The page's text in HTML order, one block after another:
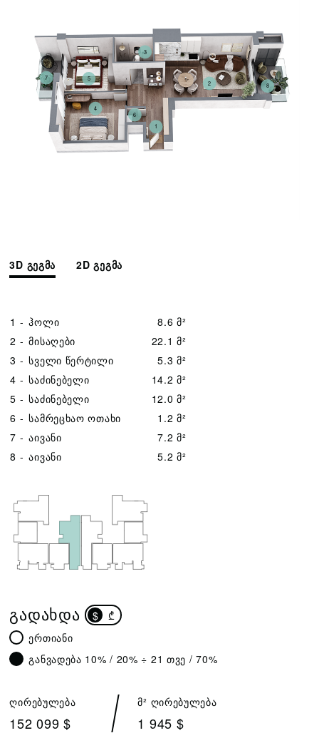
1
2
3
4
5
6
7
8
3D გეგმა 2D გეგმა
1 - ჰოლი
8.6 მ²
2 - მისაღები
22.1 მ²
3 - სველი წერტილი
5.3 მ²
4 - საძინებელი
14.2 მ²
5 - საძინებელი
12.0 მ²
6 - სამრეცხაო ოთახი
1.2 მ²
7 - აივანი
7.2 მ²
8 - აივანი 5.2 მ²
ᲒᲐᲓᲐᲮᲓᲐ $
₾
ერთიანი
განვადება 10% / 20% ÷ 21 თვე / 70%
ღირებულება
152 099 $
მ² ღირებულება
1 945 $